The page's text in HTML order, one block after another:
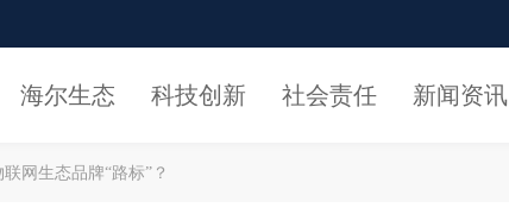
海尔生态 科技创新 社会责任 新闻资讯
网生态品牌“路标”？